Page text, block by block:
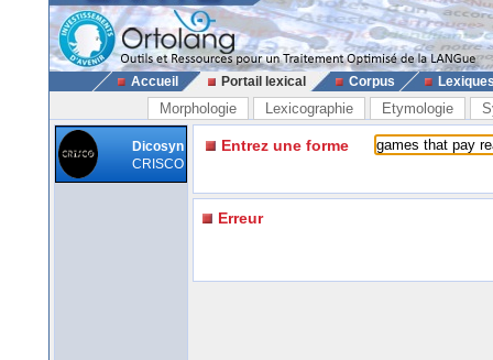
Accueil Portail lexical Corpus
Morphologie Lexicographie Etymologie
Dicosyn
CRISCO
Entrez une forme
Erreur